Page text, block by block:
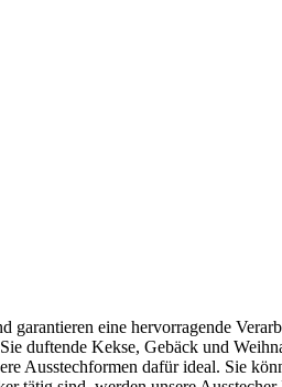
eine hervorragende
duftende Kekse, Gebäck und
Ausstechformen dafür ideal. Sie